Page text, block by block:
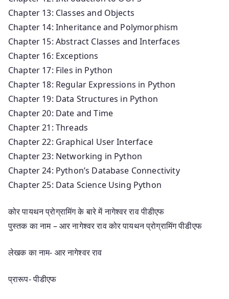
Chapter 13: Classes and Objects
Chapter 14: Inheritance and Polymorphism
Chapter 15: Abstract Classes and Interfaces
Chapter 16: Exceptions
Chapter 17: Files in Python
Chapter 18: Regular Expressions in Python
Chapter 19: Data Structures in Python
Chapter 20: Date and Time
Chapter 21: Threads
Chapter 22: Graphical User Interface
Chapter 23: Networking in Python
Chapter 24: Python’s Database Connectivity
Chapter 25: Data Science Using Python
कोर पायथन प्रोग्रामिंग के बारे में नागेश्वर राव पीडीएफ
पुस्तक का नाम – आर नागेश्वर राव कोर पायथन प्रोग्रामिंग पीडीएफ
लेखक का नाम- आर नागेश्वर राव
प्रारूप- पीडीएफ